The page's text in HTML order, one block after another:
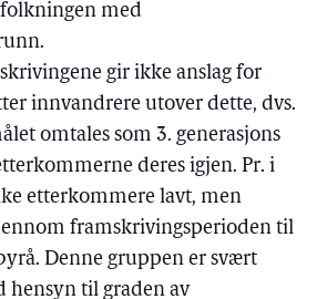
med
gir ikke anslag for
innvandrere utover dette, dvs.
omtales som 3. generasjons
deres igjen. Pr. i
etterkommere lavt, men
framskrivingsperioden til
Denne gruppen er svært
hensyn til graden av